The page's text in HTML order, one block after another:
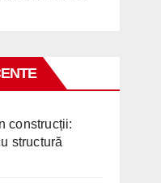
construcții:
structură